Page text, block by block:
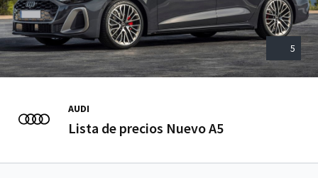
5
AUDI
Lista de precios Nuevo A5